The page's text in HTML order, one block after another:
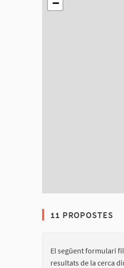
−
11 PROPOSTES
El següent formulari
resultats de la cerca